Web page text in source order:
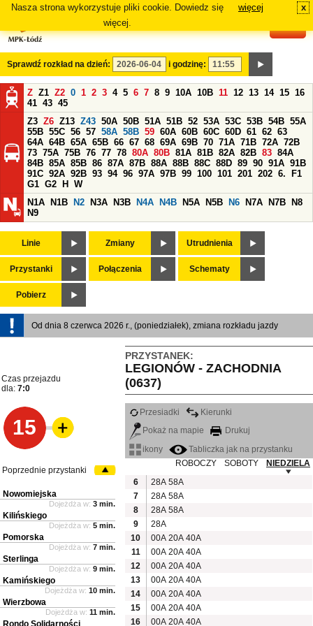
Nasza strona wykorzystuje pliki cookie. Dowiedz się
więcej.
więcej x
Sprawdź rozkład na dzień: i godzinę:
Z Z1 Z2 0 1 2 3 4 5 6 7 8 9 10A 10B 11 12 13 14 15 16
41 43 45
Z3 Z6 Z13 Z43 50A 50B 51A 51B 52 53A 53C 53B 54B 55A
55B 55C 56 57 58A 58B 59 60A 60B 60C 60D 61 62 63
64A 64B 65A 65B 66 67 68 69A 69B 70 71A 71B 72A 72B
73 75A 75B 76 77 78 80A 80B 81A 81B 82A 82B 83 84A
84B 85A 85B 86 87A 87B 88A 88B 88C 88D 89 90 91A 91B
91C 92A 92B 93 94 96 97A 97B 99 100 101 201 202 6.
F1
G1 G2 H
W
N1A
N1B N2 N3A N3B N4A N4B N5A N5B N6 N7A N7B
N8
N9
Linie Zmiany Utrudnienia
Przystanki Połączenia Schematy
Pobierz
Od dnia 8 czerwca 2026 r., (poniedziałek), zmiana rozkładu jazdy
PRZYSTANEK:
LEGIONÓW - ZACHODNIA
(0637)
Czas przejazdu
dla: 7:0
15
Przesiadki
Kierunki
Pokaż na mapie
Drukuj
ikony
Tabliczka jak na przystanku
ROBOCZY
SOBOTY
NIEDZIELA
6
28A 58A
7
28A 58A
8
28A 58A
9
28A
10
00A 20A 40A
11
00A 20A 40A
12
00A 20A 40A
13
00A 20A 40A
14
00A 20A 40A
15
00A 20A 40A
16
00A 20A 40A
Poprzednie przystanki
Nowomiejska
Dojeżdża w: 3 min.
Kilińskiego
Dojeżdża w: 5 min.
Pomorska
Dojeżdża w: 7 min.
Sterlinga
Dojeżdża w: 9 min.
Kamińskiego
Dojeżdża w: 10 min.
Wierzbowa
Dojeżdża w: 11 min.
Rondo Solidarności